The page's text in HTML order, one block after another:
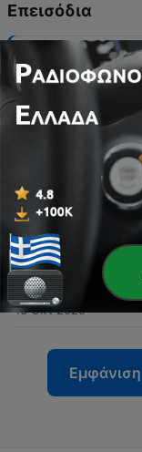
Επεισόδια
50 Rachel bi
19 Μάιος 2026
49 - 49 We are back
48 Merry
21 Δεκ 2025
05 Νοέ 2025
46 - 46 TUUT
16 Οκτ 2025